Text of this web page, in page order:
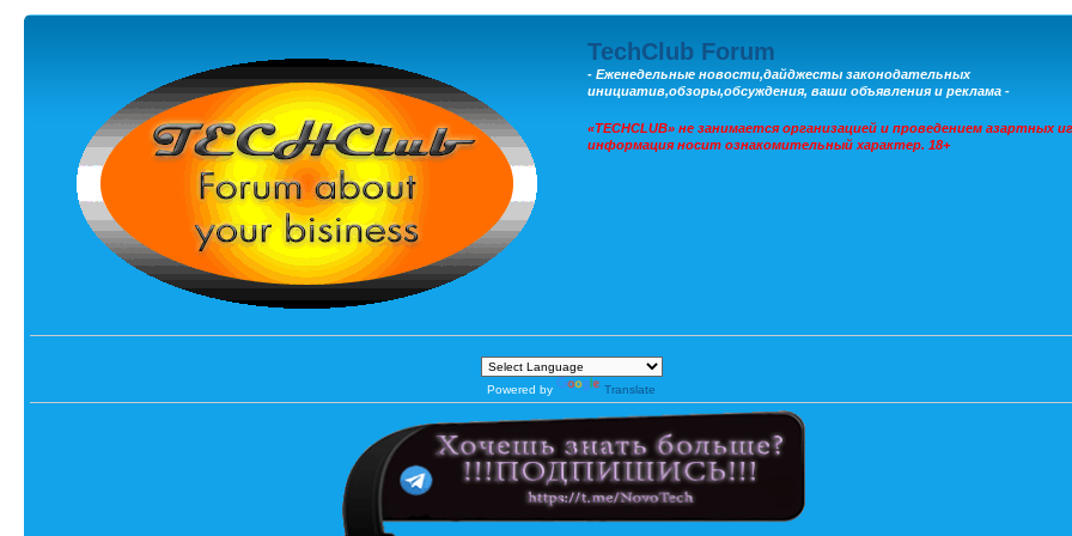
TechClub Forum
- Еженедельные новости,дайджесты законодательных
инициатив,обзоры,обсуждения, ваши объявления и реклама -
«TECHCLUB» не занимается организацией и проведением азартных
информация носит ознакомительный характер. 18+
Powered by Translate